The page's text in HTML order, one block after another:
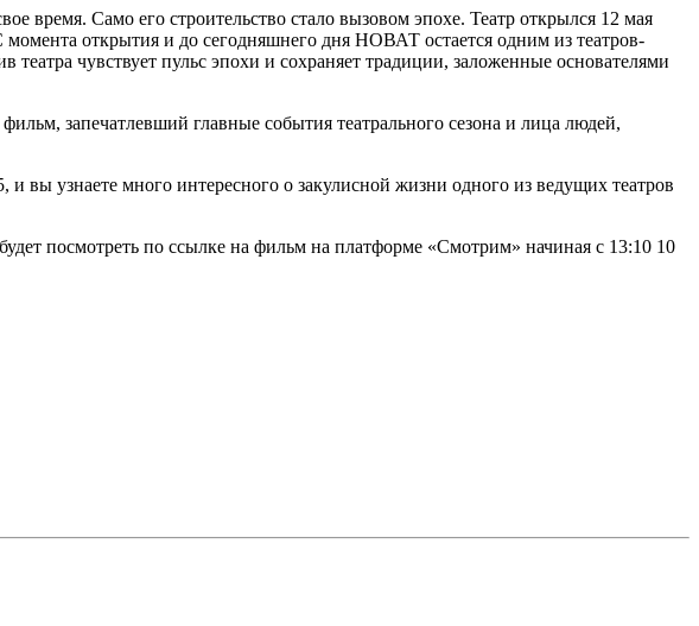
время. Само его строительство стало вызовом эпохе. Театр открылся 12 мая
открытия и до сегодняшнего дня НОВАТ остается одним из театров-
чувствует пульс эпохи и сохраняет традиции, заложенные основателями
запечатлевший главные события театрального сезона и лица людей,
и вы узнаете много интересного о закулисной жизни одного из ведущих театров
посмотреть по ссылке на фильм на платформе «Смотрим» начиная с 13:10 10